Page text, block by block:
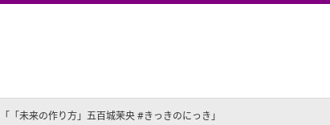
「未来の作り方」五百城茉央 #きっきのにっき」